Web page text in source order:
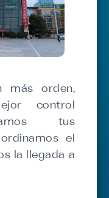
más orden,
control
tus
el
la llegada a